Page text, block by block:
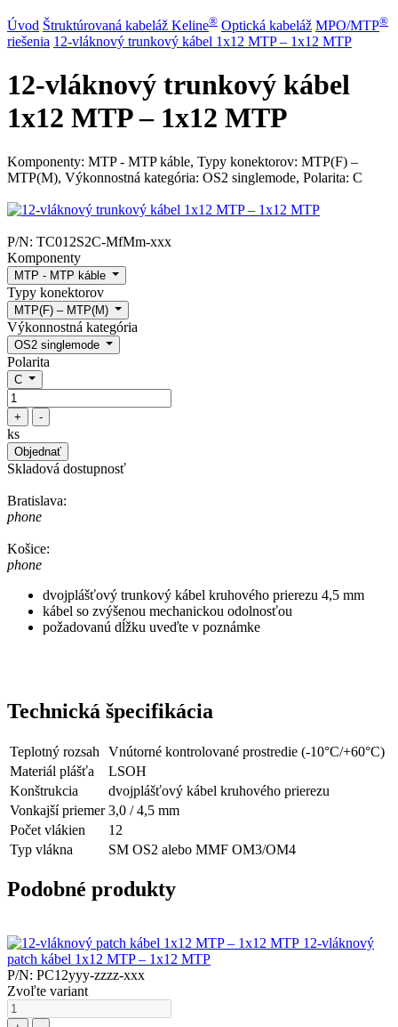
Úvod Štruktúrovaná kabeláž Keline® Optická kabeláž MPO/MTP®
riešenia 12-vláknový trunkový kábel 1x12 MTP – 1x12 MTP
12-vláknový trunkový kábel
1x12 MTP – 1x12 MTP
Komponenty: MTP - MTP káble, Typy konektorov: MTP(F) –
MTP(M), Výkonnostná kategória: OS2 singlemode, Polarita: C
P/N: TC012S2C-MfMm-xxx
Komponenty
MTP - MTP káble
Typy konektorov
MTP(F) – MTP(M)
Výkonnostná kategória
OS2 singlemode
Polarita
C
+ -
ks
Objednať
Skladová dostupnosť
Bratislava:
phone
Košice:
phone
dvojplášťový trunkový kábel kruhového prierezu 4,5 mm
kábel so zvýšenou mechanickou odolnosťou
požadovanú dĺžku uveďte v poznámke
Technická špecifikácia
Teplotný rozsah
Vnútorné kontrolované prostredie (-10°C/+60°C)
Materiál plášťa
LSOH
Konštrukcia
dvojplášťový kábel kruhového prierezu
Vonkajší priemer 3,0 / 4,5 mm
Počet vlákien
12
Typ vlákna
SM OS2 alebo MMF OM3/OM4
Podobné produkty
12-vláknový
patch kábel 1x12 MTP – 1x12 MTP
P/N: PC12yyy-zzzz-xxx
Zvoľte variant